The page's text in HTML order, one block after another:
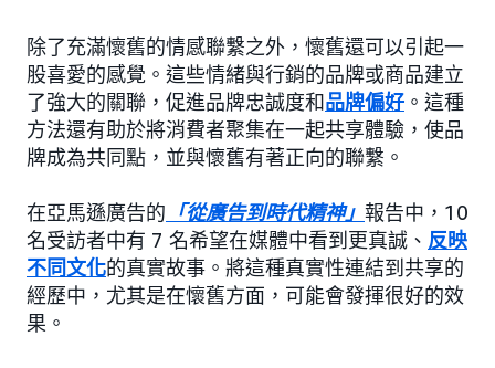
除了充滿懷舊的情感聯繫之外，懷舊還可以引起一
股喜愛的感覺。這些情緒與行銷的品牌或商品建立
了強大的關聯，促進品牌忠誠度和品牌偏好 。這種
方法還有助於將消費者聚集在一起共享體驗，使品
牌成為共同點，並與懷舊有著正向的聯繫。
在亞馬遜廣告的 「從廣告到時代精神」 報告中，10
名受訪者中有 7 名希望在媒體中看到更真誠、 反映
不同文化的真實故事。將這種真實性連結到共享的
經歷中，尤其是在懷舊方面，可能會發揮很好的效
果。